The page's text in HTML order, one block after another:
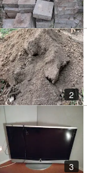
2
3